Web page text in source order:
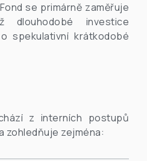
se primárně zaměřuje
dlouhodobé investice
spekulativní krátkodobé
z interních postupů
zohledňuje zejména: